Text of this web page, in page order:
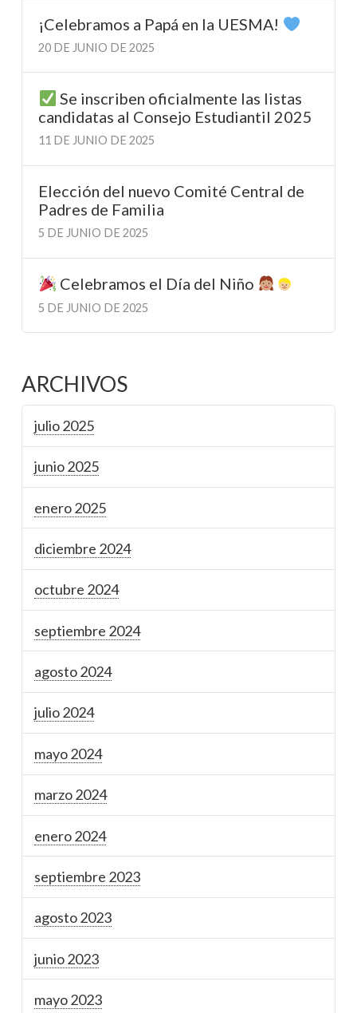
¡Celebramos a Papá en la UESMA!
20 DE JUNIO DE 2025
Se inscriben oficialmente las listas
candidatas al Consejo Estudiantil 2025
11 DE JUNIO DE 2025
Elección del nuevo Comité Central de
Padres de Familia
5 DE JUNIO DE 2025
Celebramos el Día del Niño
5 DE JUNIO DE 2025
ARCHIVOS
julio 2025
junio 2025
enero 2025
diciembre 2024
octubre 2024
septiembre 2024
agosto 2024
julio 2024
mayo 2024
marzo 2024
enero 2024
septiembre 2023
agosto 2023
junio 2023
mayo 2023